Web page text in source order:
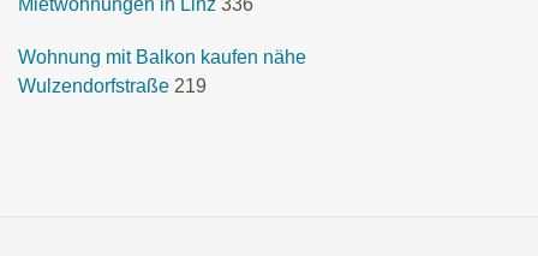
Mietwohnungen in Linz 336
Wohnung mit Balkon kaufen nähe
Wulzendorfstraße 219